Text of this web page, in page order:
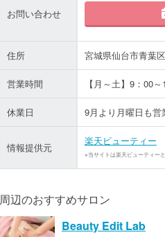
お問い合わせ
住所 宮城県仙台市青葉
営業時間 【月～土】9：00
休業日 9月より月曜日も
情報提供元
楽天ビューティー
※当サイトは楽天ビューティー
周辺のおすすめサロン
Beauty Edit Lab